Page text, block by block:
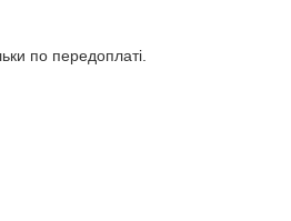
по передоплаті.